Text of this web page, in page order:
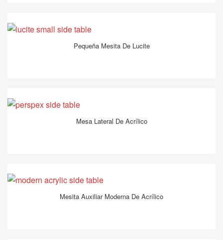
Pequeña Mesita De Lucite
Mesa Lateral De Acrílico
Mesita Auxiliar Moderna De Acrílico